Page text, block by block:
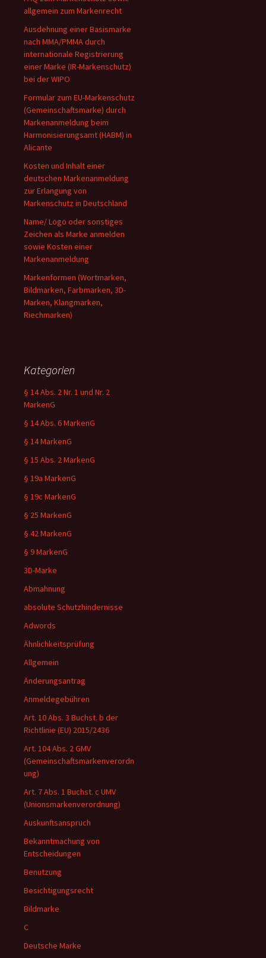
allgemein zum Markenrecht
Ausdehnung einer Basismarke
nach MMA/PMMA durch
internationale Registrierung
einer Marke (IR-Markenschutz)
bei der WIPO
Formular zum EU-Markenschutz
(Gemeinschaftsmarke) durch
Markenanmeldung beim
Harmonisierungsamt (HABM) in
Alicante
Kosten und Inhalt einer
deutschen Markenanmeldung
zur Erlangung von
Markenschutz in Deutschland
Name/ Logo oder sonstiges
Zeichen als Marke anmelden
sowie Kosten einer
Markenanmeldung
Markenformen (Wortmarken,
Bildmarken, Farbmarken, 3D-
Marken, Klangmarken,
Riechmarken)
Kategorien
§ 14 Abs. 2 Nr. 1 und Nr. 2
MarkenG
§ 14 Abs. 6 MarkenG
§ 14 MarkenG
§ 15 Abs. 2 MarkenG
§ 19a MarkenG
§ 19c MarkenG
§ 25 MarkenG
§ 42 MarkenG
§ 9 MarkenG
3D-Marke
Abmahnung
absolute Schutzhindernisse
Adwords
Ähnlichkeitsprüfung
Allgemein
Änderungsantrag
Anmeldegebühren
Art. 10 Abs. 3 Buchst. b der
Richtlinie (EU) 2015/2436
Art. 104 Abs. 2 GMV
(Gemeinschaftsmarkenverordn
ung)
Art. 7 Abs. 1 Buchst. c UMV
(Unionsmarkenverordnung)
Auskunftsanspruch
Bekanntmachung von
Entscheidungen
Benutzung
Besichtigungsrecht
Bildmarke
C
Deutsche Marke